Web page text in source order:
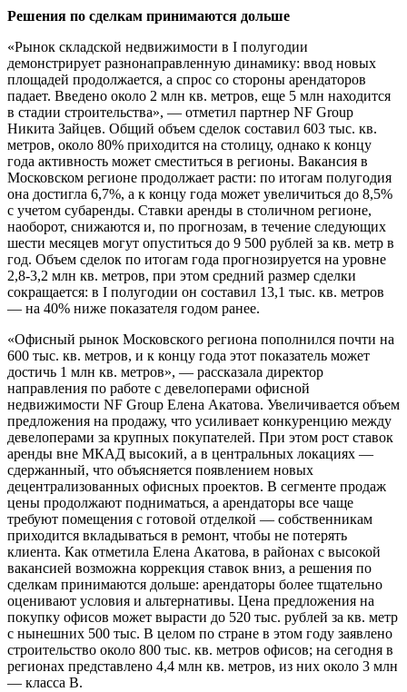
Решения по сделкам принимаются дольше
«Рынок складской недвижимости в I полугодии
демонстрирует разнонаправленную динамику: ввод новых
площадей продолжается, а спрос со стороны арендаторов
падает. Введено около 2 млн кв. метров, еще 5 млн находится
в стадии строительства», — отметил партнер NF Group
Никита Зайцев. Общий объем сделок составил 603 тыс. кв.
метров, около 80% приходится на столицу, однако к концу
года активность может сместиться в регионы. Вакансия в
Московском регионе продолжает расти: по итогам полугодия
она достигла 6,7%, а к концу года может увеличиться до 8,5%
с учетом субаренды. Ставки аренды в столичном регионе,
наоборот, снижаются и, по прогнозам, в течение следующих
шести месяцев могут опуститься до 9 500 рублей за кв. метр в
год. Объем сделок по итогам года прогнозируется на уровне
2,8-3,2 млн кв. метров, при этом средний размер сделки
сокращается: в I полугодии он составил 13,1 тыс. кв. метров
— на 40% ниже показателя годом ранее.
«Офисный рынок Московского региона пополнился почти на
600 тыс. кв. метров, и к концу года этот показатель может
достичь 1 млн кв. метров», — рассказала директор
направления по работе с девелоперами офисной
недвижимости NF Group Елена Акатова. Увеличивается объем
предложения на продажу, что усиливает конкуренцию между
девелоперами за крупных покупателей. При этом рост ставок
аренды вне МКАД высокий, а в центральных локациях —
сдержанный, что объясняется появлением новых
децентрализованных офисных проектов. В сегменте продаж
цены продолжают подниматься, а арендаторы все чаще
требуют помещения с готовой отделкой — собственникам
приходится вкладываться в ремонт, чтобы не потерять
клиента. Как отметила Елена Акатова, в районах с высокой
вакансией возможна коррекция ставок вниз, а решения по
сделкам принимаются дольше: арендаторы более тщательно
оценивают условия и альтернативы. Цена предложения на
покупку офисов может вырасти до 520 тыс. рублей за кв. метр
с нынешних 500 тыс. В целом по стране в этом году заявлено
строительство около 800 тыс. кв. метров офисов; на сегодня в
регионах представлено 4,4 млн кв. метров, из них около 3 млн
— класса В.